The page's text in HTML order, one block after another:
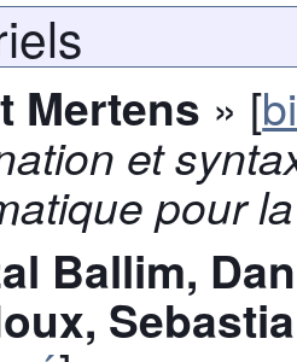
Mertens » [
et
pour
Ballim,